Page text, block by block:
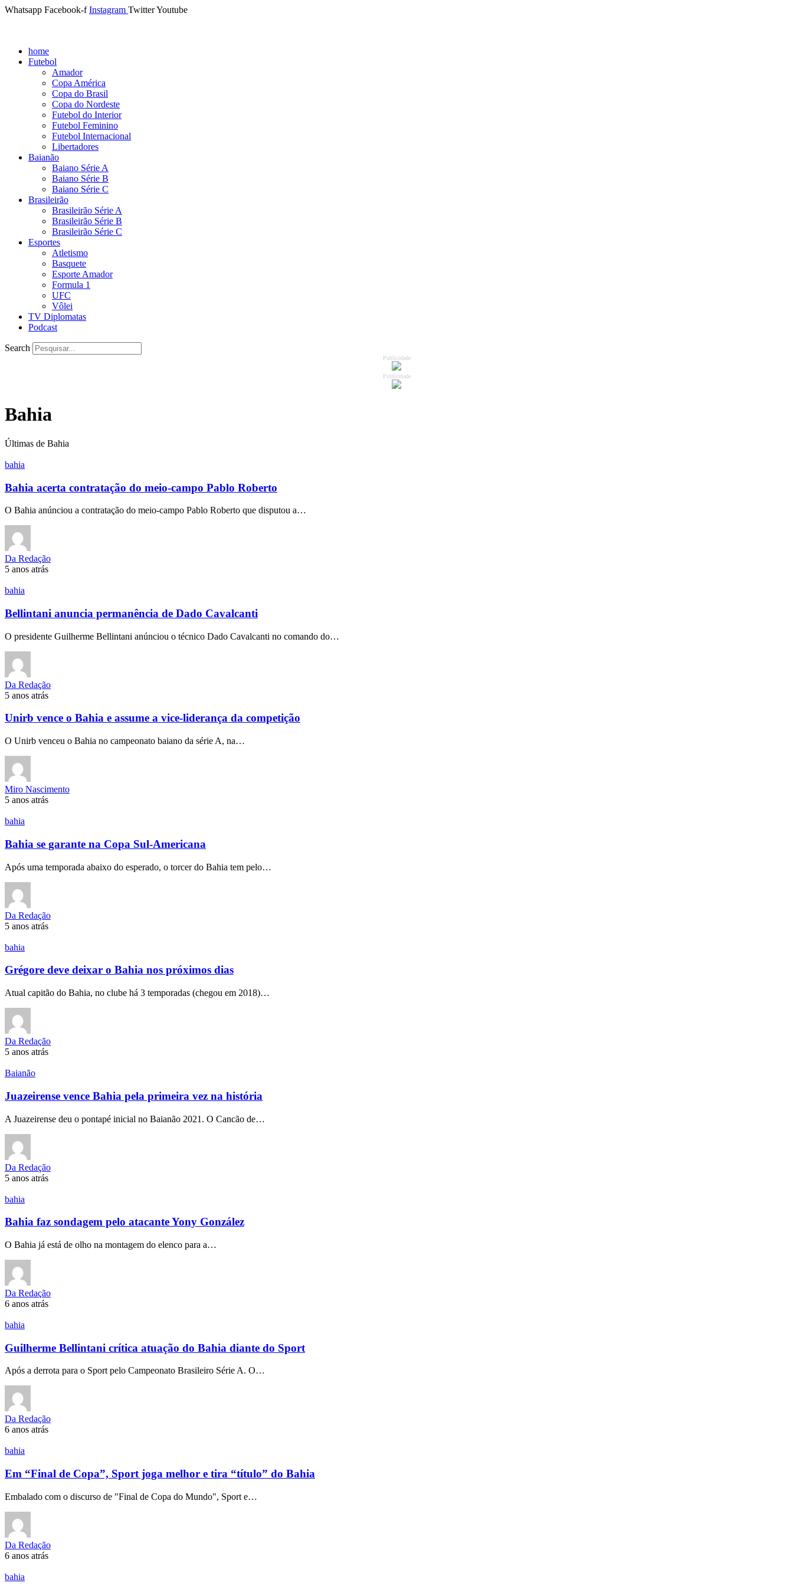
Whatsapp Facebook-f Instagram TwitterYoutube
home
Futebol
Amador
Copa América
Copa do Brasil
Copa do Nordeste
Futebol do Interior
Futebol Feminino
Futebol Internacional
Libertadores
Baianão
Baiano Série A
Baiano Série B
Baiano Série C
Brasileirão
Brasileirão Série A
Brasileirão Série B
Brasileirão Série C
Esportes
Atletismo
Basquete
Esporte Amador
Formula 1
UFC
Vôlei
TV Diplomatas
Podcast
Search
Publicidade
Publicidade
Bahia
Últimas de Bahia
bahia
Bahia acerta contratação do meio-campo Pablo Roberto
O Bahia anúnciou a contratação do meio-campo Pablo Roberto que disputou a…
Da Redação
5 anos atrás
bahia
Bellintani anuncia permanência de Dado Cavalcanti
O presidente Guilherme Bellintani anúnciou o técnico Dado Cavalcanti no comando do…
Da Redação
5 anos atrás
Unirb vence o Bahia e assume a vice-liderança da competição
O Unirb venceu o Bahia no campeonato baiano da série A, na…
Miro Nascimento
5 anos atrás
bahia
Bahia se garante na Copa Sul-Americana
Após uma temporada abaixo do esperado, o torcer do Bahia tem pelo…
Da Redação
5 anos atrás
bahia
Grégore deve deixar o Bahia nos próximos dias
Atual capitão do Bahia, no clube há 3 temporadas (chegou em 2018)…
Da Redação
5 anos atrás
Baianão
Juazeirense vence Bahia pela primeira vez na história
A Juazeirense deu o pontapé inicial no Baianão 2021. O Cancão de…
Da Redação
5 anos atrás
bahia
Bahia faz sondagem pelo atacante Yony González
O Bahia já está de olho na montagem do elenco para a…
Da Redação
6 anos atrás
bahia
Guilherme Bellintani crítica atuação do Bahia diante do Sport
Após a derrota para o Sport pelo Campeonato Brasileiro Série A. O…
Da Redação
6 anos atrás
bahia
Em “Final de Copa”, Sport joga melhor e tira “título” do Bahia
Embalado com o discurso de "Final de Copa do Mundo", Sport e…
Da Redação
6 anos atrás
bahia